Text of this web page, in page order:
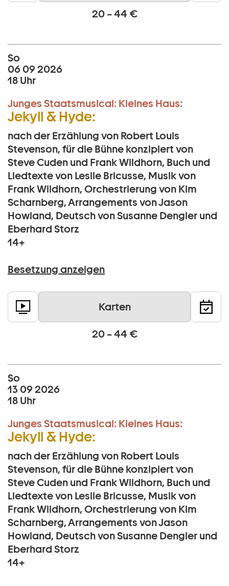
20 – 44 €
So
06 09 2026
18 Uhr
Junges Staatsmusical: Kleines Haus:
Jekyll & Hyde:
nach der Erzählung von Robert Louis
Stevenson, für die Bühne konzipiert von
Steve Cuden und Frank Wildhorn, Buch und
Liedtexte von Leslie Bricusse, Musik von
Frank Wildhorn, Orchestrierung von Kim
Scharnberg, Arrangements von Jason
Howland, Deutsch von Susanne Dengler und
Eberhard Storz
14+
Besetzung anzeigen
Karten
20 – 44 €
So
13 09 2026
18 Uhr
Junges Staatsmusical: Kleines Haus:
Jekyll & Hyde:
nach der Erzählung von Robert Louis
Stevenson, für die Bühne konzipiert von
Steve Cuden und Frank Wildhorn, Buch und
Liedtexte von Leslie Bricusse, Musik von
Frank Wildhorn, Orchestrierung von Kim
Scharnberg, Arrangements von Jason
Howland, Deutsch von Susanne Dengler und
Eberhard Storz
14+